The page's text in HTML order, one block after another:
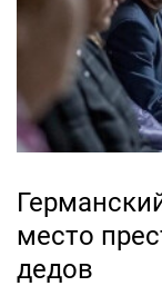
место
дедов